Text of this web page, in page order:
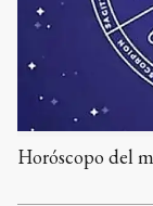
Horóscopo del